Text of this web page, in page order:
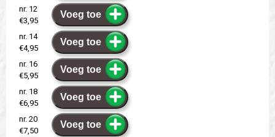
nr. 12
€3,95
Voeg toe
nr. 14
€4,95
Voeg toe
nr. 16
€5,95
Voeg toe
nr. 18
€6,95
Voeg toe
nr. 20
€7,50
Voeg toe